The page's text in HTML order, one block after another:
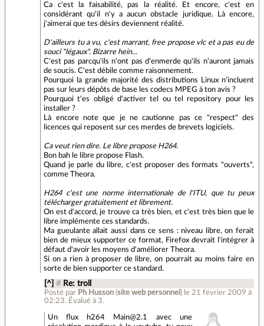
Ca c'est la faisabilité, pas la réalité. Et encore, c'est en
considérant qu'il n'y a aucun obstacle juridique. Là encore,
j'aimerai que tes désirs deviennent réalité.
D'ailleurs tu a vu, c'est marrant, free propose vlc et a pas eu de
souci "légaux". Bizarre hein...
C'est pas parcqu'ils n'ont pas d'enmerde qu'ils n'auront jamais
de soucis. C'est débile comme raisonnement.
Pourquoi la grande majorité des distributions Linux n'incluent
pas sur leurs dépôts de base les codecs MPEG à ton avis ?
Pourquoi t'es obligé d'activer tel ou tel repository pour les
installer ?
Là encore note que je ne cautionne pas ce "respect" des
licences qui reposent sur ces merdes de brevets logiciels.
Ca veut rien dire. Le libre propose H264.
Bon bah le libre propose Flash.
Quand je parle du libre, c'est proposer des formats "ouverts",
comme Theora.
H264 c'est une norme internationale de l'ITU, que tu peux
télécharger gratuitement et librement.
On est d'accord, je trouve ca très bien, et c'est très bien que le
libre implémente ces standards.
Ma gueulante allait aussi dans ce sens : niveau libre, on ferait
bien de mieux supporter ce format, Firefox devrait l'intégrer à
défaut d'avoir les moyens d'améliorer Theora.
Si on a rien à proposer de libre, on pourrait au moins faire en
sorte de bien supporter ce standard.
[^] # Re: troll
Posté par Ph Husson(site web personnel ) le 21 février 2009 à
02:23. Évalué à 3.
Un flux h264 Main@2.1 avec une